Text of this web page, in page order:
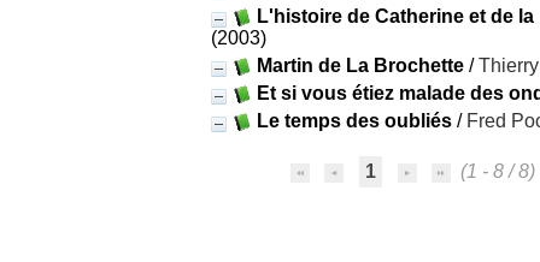
L'histoire de Catherine et de
(2003)
Martin de La Brochette /
Et si vous étiez malade des
Le temps des oubliés / Fred
1 (1 - 8 / 8)